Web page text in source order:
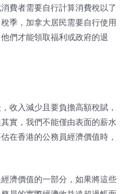
費者需要自行計算消費稅以了
季，加拿大居民需要自行使用
們才能領取福利或政府的退
收入減少且要負擔高額稅賦，
實，我們不能僅由表面的薪水
在香港的公務員經濟價值時，
濟價值的一部分，如果將這些